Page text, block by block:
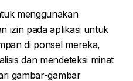
menggunakan
izin pada aplikasi untuk
di ponsel mereka,
dan mendeteksi minat
gambar-gambar